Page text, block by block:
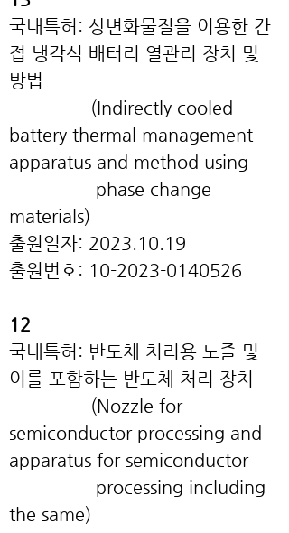
국내특허: 상변화물질을 이용한 간
접 냉각식 배터리 열관리 장치 및
방법
(Indirectly cooled
battery thermal management
apparatus and method using
phase change
materials)
출원일자: 2023.10.19
출원번호: 10-2023-0140526
12
국내특허 : 반도체 처리용 노즐 및
이를 포함하는 반도체 처리 장치
(Nozzle for
semiconductor processing and
apparatus for semiconductor
processing including
the same)